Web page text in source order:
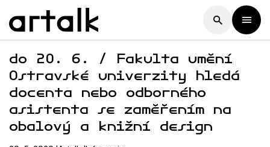
do 20. 6. / Fakulta umění
Ostravské univerzity hledá
docenta nebo odborného
asistenta se zaměřením na
obalový a knižní design